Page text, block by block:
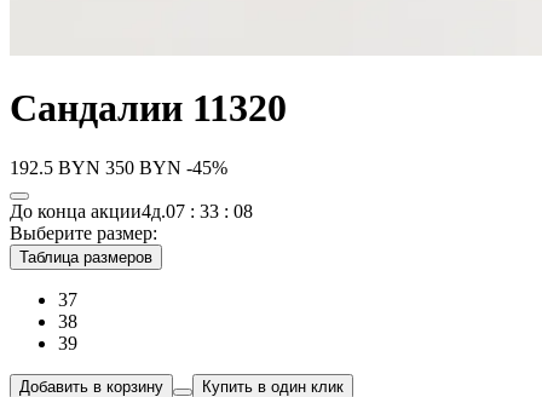
Сандалии 11320
192.5 BYN 350 BYN -45%
До конца акции4д.07 : 33 : 08
Выберите размер:
Таблица размеров
37
38
39
Добавить в корзину Купить в один клик